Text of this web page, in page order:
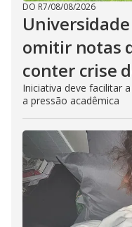
DO R7/08/08/2026
omitir notas
conter crise
Iniciativa deve facilitar
a pressão acadêmica